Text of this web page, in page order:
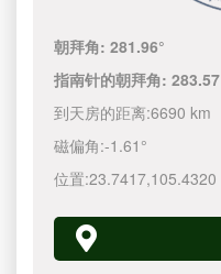
朝拜角:281.96°
指南针的朝拜角:283.57
到天房的距离:6690 km
磁偏角:-1.61°
位置:23.7417,105.4320